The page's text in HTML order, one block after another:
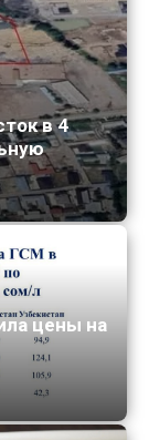
в 4
цены на